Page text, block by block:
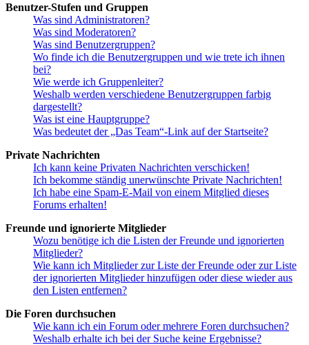
Benutzer-Stufen und Gruppen
Was sind Administratoren?
Was sind Moderatoren?
Was sind Benutzergruppen?
Wo finde ich die Benutzergruppen und wie trete ich ihnen
bei?
Wie werde ich Gruppenleiter?
Weshalb werden verschiedene Benutzergruppen farbig
dargestellt?
Was ist eine Hauptgruppe?
Was bedeutet der „Das Team“-Link auf der Startseite?
Private Nachrichten
Ich kann keine Privaten Nachrichten verschicken!
Ich bekomme ständig unerwünschte Private Nachrichten!
Ich habe eine Spam-E-Mail von einem Mitglied dieses
Forums erhalten!
Freunde und ignorierte Mitglieder
Wozu benötige ich die Listen der Freunde und ignorierten
Mitglieder?
Wie kann ich Mitglieder zur Liste der Freunde oder zur Liste
der ignorierten Mitglieder hinzufügen oder diese wieder aus
den Listen entfernen?
Die Foren durchsuchen
Wie kann ich ein Forum oder mehrere Foren durchsuchen?
Weshalb erhalte ich bei der Suche keine Ergebnisse?